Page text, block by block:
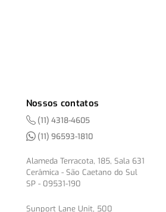
Nossos contatos
(11) 4318-4605
(11) 96593-1810
Alameda Terracota, 185, Sala 631
Cerâmica - São Caetano do Sul
SP - 09531-190
Sunport Lane Unit, 500